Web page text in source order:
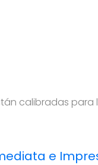
calibradas
e